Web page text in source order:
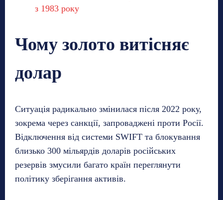
з 1983 року
Чому золото витісняє
долар
Ситуація радикально змінилася після 2022 року,
зокрема через санкції, запроваджені проти Росії.
Відключення від системи SWIFT та блокування
близько 300 мільярдів доларів російських
резервів змусили багато країн переглянути
політику зберігання активів.